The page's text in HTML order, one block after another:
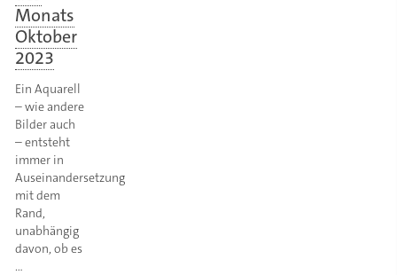
Monats
Oktober
2023
Ein Aquarell
– wie andere
Bilder auch
– entsteht
immer in
Auseinandersetzung
mit dem
Rand,
unabhängig
davon, ob es
…